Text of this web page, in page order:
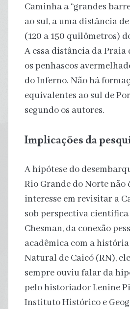
Caminha a “grandes
ao sul, a uma distância
(120 a 150 quilômetros)
A essa distância da Praia
os penhascos
do Inferno. Não há
equivalentes ao sul de
segundo os autores.
Implicações da
A hipótese do
Rio Grande do Norte não
interesse em revisitar a
sob perspectiva
Chesman, da conexão
acadêmica com a
Natural de Caicó (RN),
sempre ouviu falar da
pelo historiador Lenine
Instituto Histórico e